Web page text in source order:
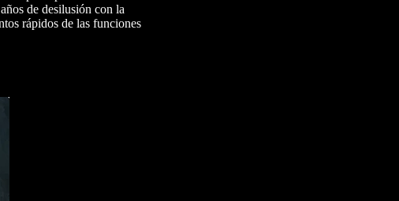
de desilusión con la
rápidos de las funciones